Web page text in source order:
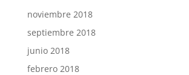
noviembre 2018
septiembre 2018
junio 2018
febrero 2018